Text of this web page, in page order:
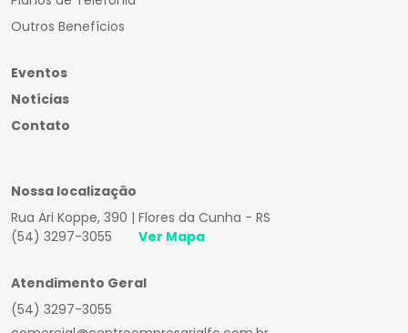
Outros Benefícios
Eventos
Notícias
Contato
Nossa localização
Rua Ari Koppe, 390 | Flores da Cunha - RS
(54) 3297-3055
Ver Mapa
Atendimento Geral
(54) 3297-3055